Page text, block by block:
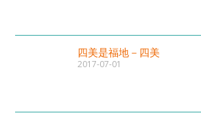
四美是福地－四美
2017-07-01